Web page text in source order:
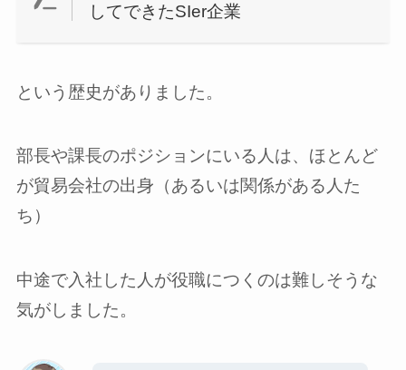
してできたSIer企業
という歴史がありました。
部長や課長のポジションにいる人は、ほとんど
が貿易会社の出身（あるいは関係がある人た
ち）
中途で入社した人が役職につくのは難しそうな
気がしました。